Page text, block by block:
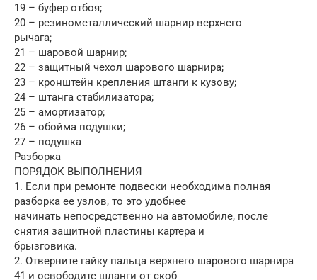
19 – буфер отбоя;
20 – резинометаллический шарнир верхнего
рычага;
21 – шаровой шарнир;
22 – защитный чехол шарового шарнира;
23 – кронштейн крепления штанги к кузову;
24 – штанга стабилизатора;
25 – амортизатор;
26 – обойма подушки;
27 – подушка
Разборка
ПОРЯДОК ВЫПОЛНЕНИЯ
1. Если при ремонте подвески необходима полная
разборка ее узлов, то это удобнее
начинать непосредственно на автомобиле, после
снятия защитной пластины картера и
брызговика.
2. Отверните гайку пальца верхнего шарового шарнира
41 и освободите шланги от скоб